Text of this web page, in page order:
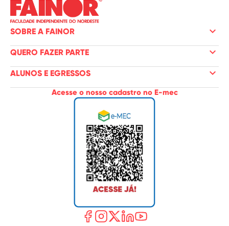
SOBRE A FAINOR keyboard_arrow_down
QUERO FAZER PARTE keyboard_arrow_down
ALUNOS E EGRESSOS keyboard_arrow_down
Acesse o nosso cadastro no E-mec